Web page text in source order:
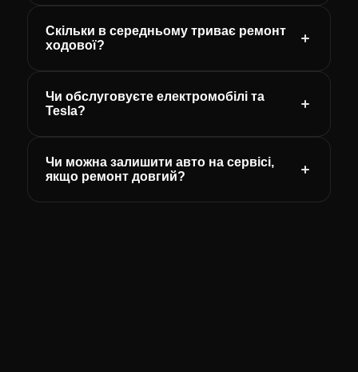
Скільки в середньому триває ремонт
ходової?
Чи обслуговуєте електромобілі та
Tesla?
Чи можна залишити авто на сервісі,
якщо ремонт довгий?